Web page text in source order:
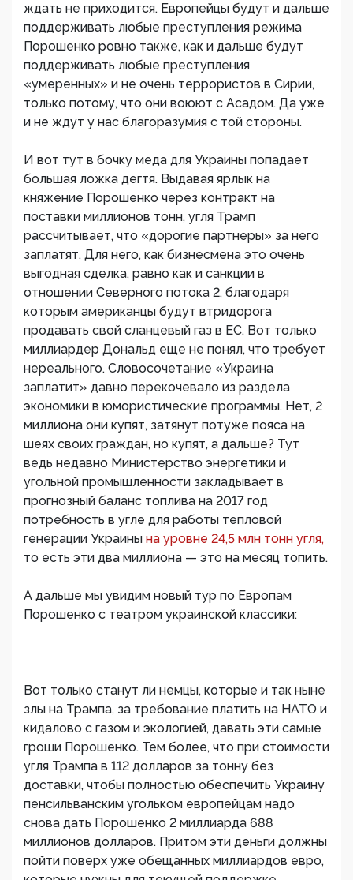
ждать не приходится. Европейцы будут и дальше
поддерживать любые преступления режима
Порошенко ровно также, как и дальше будут
поддерживать любые преступления
«умеренных» и не очень террористов в Сирии,
только потому, что они воюют с Асадом. Да уже
и не ждут у нас благоразумия с той стороны.
И вот тут в бочку меда для Украины попадает
большая ложка дегтя. Выдавая ярлык на
княжение Порошенко через контракт на
поставки миллионов тонн, угля Трамп
рассчитывает, что «дорогие партнеры» за него
заплатят. Для него, как бизнесмена это очень
выгодная сделка, равно как и санкции в
отношении Северного потока 2, благодаря
которым американцы будут втридорога
продавать свой сланцевый газ в ЕС. Вот только
миллиардер Дональд еще не понял, что требует
нереального. Словосочетание «Украина
заплатит» давно перекочевало из раздела
экономики в юмористические программы. Нет, 2
миллиона они купят, затянут потуже пояса на
шеях своих граждан, но купят, а дальше? Тут
ведь недавно Министерство энергетики и
угольной промышленности закладывает в
прогнозный баланс топлива на 2017 год
потребность в угле для работы тепловой
генерации Украины на уровне 24,5 млн тонн угля,
то есть эти два миллиона — это на месяц топить.
А дальше мы увидим новый тур по Европам
Порошенко с театром украинской классики:
Вот только станут ли немцы, которые и так ныне
злы на Трампа, за требование платить на НАТО и
кидалово с газом и экологией, давать эти самые
гроши Порошенко. Тем более, что при стоимости
угля Трампа в 112 долларов за тонну без
доставки, чтобы полностью обеспечить Украину
пенсильванским угольком европейцам надо
снова дать Порошенко 2 миллиарда 688
миллионов долларов. Притом эти деньги должны
пойти поверх уже обещанных миллиардов евро,